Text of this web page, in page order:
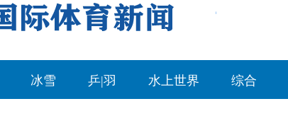
冰雪 乒|羽 水上世界 综合